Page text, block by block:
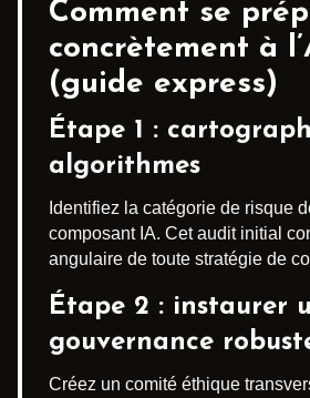
Comment se
concrètement à
(guide express)
Étape 1 :
algorithmes
Identifiez la catégorie de risque
composant IA. Cet audit initial
angulaire de toute stratégie de
Étape 2 : instaurer
gouvernance
Créez un comité éthique